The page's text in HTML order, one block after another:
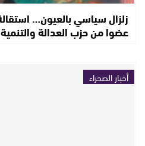
عضوا من حزب العدالة والتنمية
أخبار الصحراء